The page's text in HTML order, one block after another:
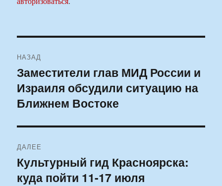
по
записям
НАЗАД
Предыдущая
запись:
Заместители глав МИД России и
Израиля обсудили ситуацию на
Ближнем Востоке
ДАЛЕЕ
Следующая
запись:
Культурный гид Красноярска:
куда пойти 11-17 июля